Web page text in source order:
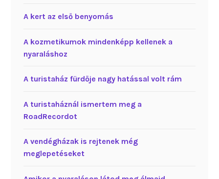
A kert az első benyomás
A kozmetikumok mindenképp kellenek a
nyaraláshoz
A turistaház fürdője nagy hatással volt rám
A turistaháznál ismertem meg a
RoadRecordot
A vendégházak is rejtenek még
meglepetéseket